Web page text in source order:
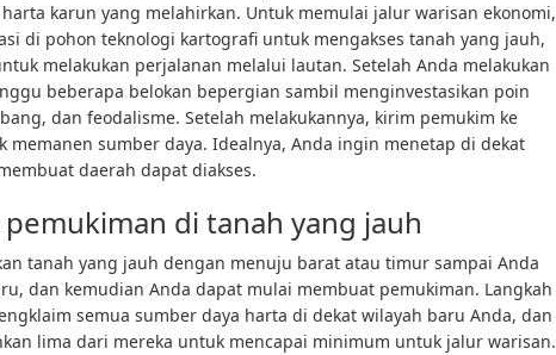
karun yang melahirkan. Untuk memulai jalur warisan ekonomi,
di pohon teknologi kartografi untuk mengakses tanah yang jauh,
melakukan perjalanan melalui lautan. Setelah Anda melakukan
beberapa belokan bepergian sambil menginvestasikan poin
dan feodalisme. Setelah melakukannya, kirim pemukim ke
memanen sumber daya. Idealnya, Anda ingin menetap di dekat
daerah dapat diakses.
di tanah yang jauh
tanah yang jauh dengan menuju barat atau timur sampai Anda
dan kemudian Anda dapat mulai membuat pemukiman. Langkah
semua sumber daya harta di dekat wilayah baru Anda, dan
lima dari mereka untuk mencapai minimum untuk jalur warisan.